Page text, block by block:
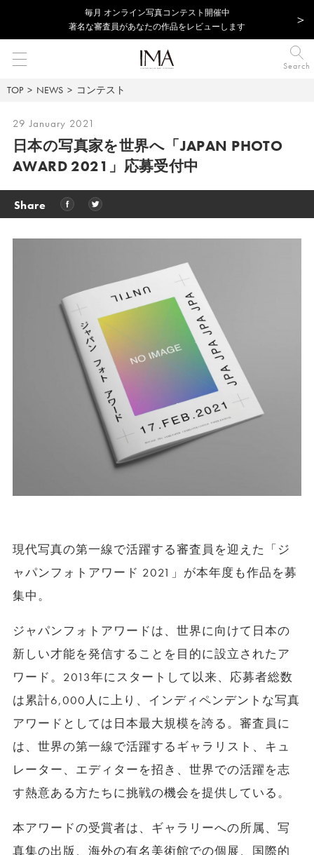
毎⽉ オンライン写真コンテスト開催中
著名な審査員があなたの作品をレビューします
Search
TOP NEWS コンテスト
29 January 2021
日本の写真家を世界へ 「JAPAN PHOTO
AWARD 2021」応募受付中
Share
現代写真の第一線で活躍する審査員を迎えた「ジ
ャパンフォトアワード 2021」が本年度も作品を募
集中。
ジャパンフォトアワードは、世界に向けて日本の
新しい才能を発信することを目的に設立されたア
ワード。2013年にスタートして以来、応募者総数
は累計6,000人に上り、インディペンデントな写真
アワードとしては日本最大規模を誇る。審査員に
は、世界の第一線で活躍するギャラリスト、キュ
レーター、エディターを招き、世界での活躍を志
す熱意ある方たちに挑戦の機会を提供している。
本アワードの受賞者は、ギャラリーへの所属、写
真集の出版、海外の有名美術館での個展、国際的